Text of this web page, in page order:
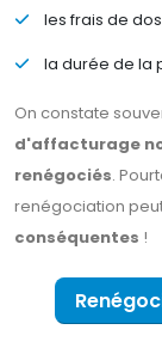
les frais de
la durée de la
On constate
d'affacturage
renégociés.
renégociation
conséquentes !